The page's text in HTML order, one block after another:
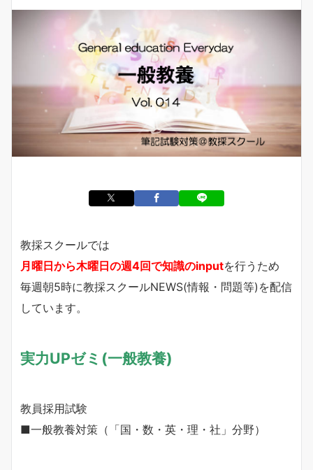
教採スクールでは
月曜日から木曜日の週4回で知識のinputを行うため
毎週朝5時に教採スクールNEWS(情報・問題等)を配信
しています。
実力UPゼミ(一般教養)
教員採用試験
■一般教養対策（「国・数・英・理・社」分野）